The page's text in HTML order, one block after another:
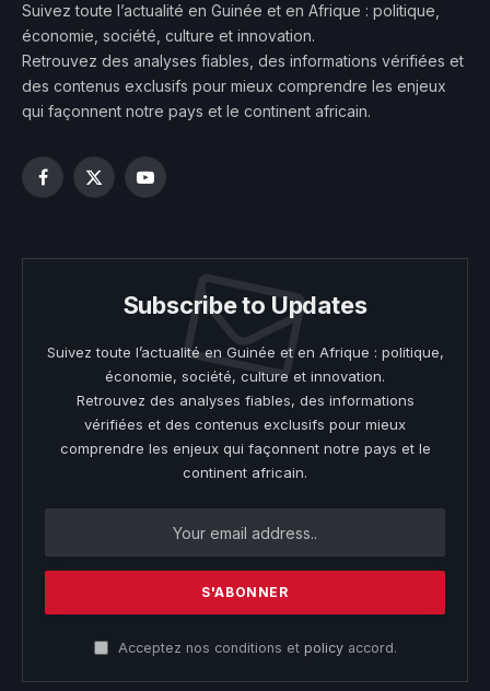
Suivez toute l’actualité en Guinée et en Afrique : politique,
économie, société, culture et innovation.
Retrouvez des analyses fiables, des informations vérifiées et
des contenus exclusifs pour mieux comprendre les enjeux
qui façonnent notre pays et le continent africain.
Facebook
X
YouTube
Subscribe to Updates
Suivez toute l’actualité en Guinée et en Afrique : politique,
économie, société, culture et innovation.
Retrouvez des analyses fiables, des informations
vérifiées et des contenus exclusifs pour mieux
comprendre les enjeux qui façonnent notre pays et le
continent africain.
Acceptez nos conditions et policyaccord.